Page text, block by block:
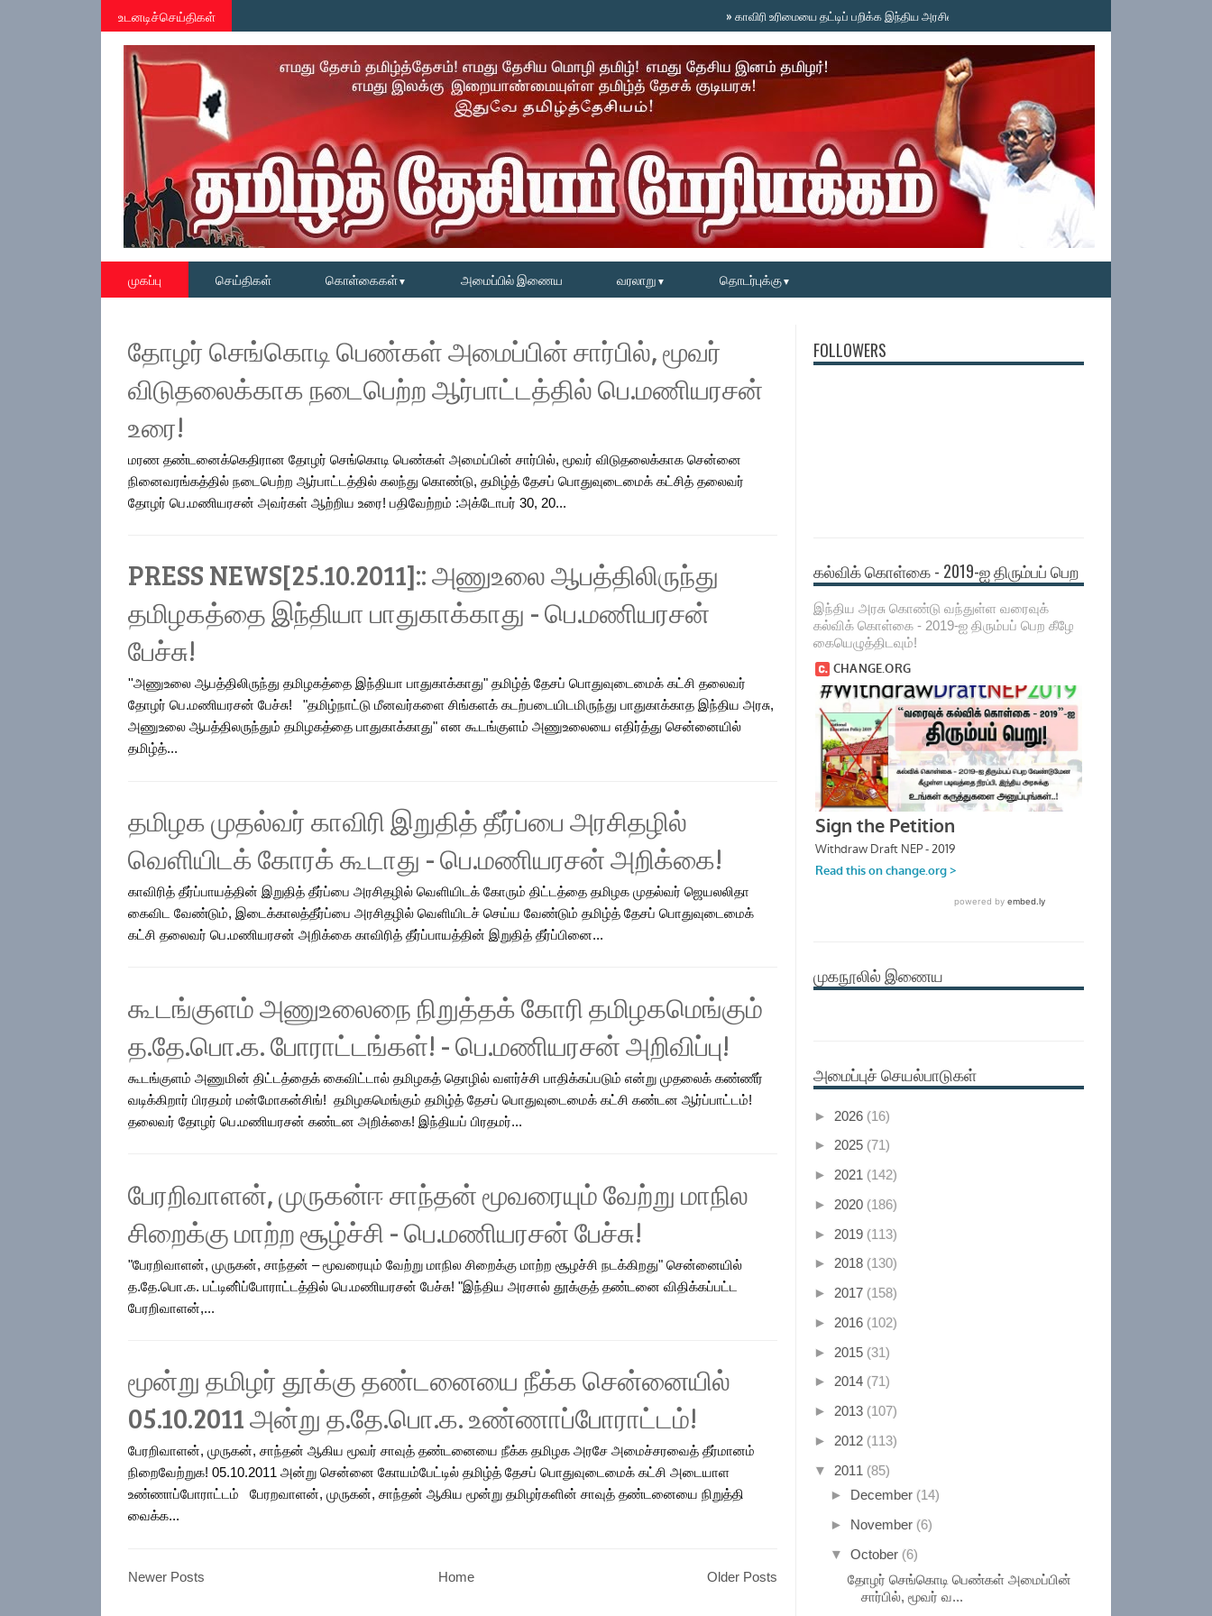
உடனடிச்செய்திகள் காவிரி உரிமையை தட்டிப் பறிக்க இந்திய அரசின் பச்சைக் கொடி! காவிரி உரிமை மீட்புக் குழு கண்டனம் - கி.
முகப்பு செய்திகள் கொள்கைகள்▼ அமைப்பில் இணைய வரலாறு ▼ தொடர்புக்கு▼
தோழர் செங்கொடி பெண்கள் அமைப்பின் சார்பில், மூவர்
விடுதலைக்காக நடைபெற்ற ஆர்பாட்டத்தில் பெ.மணியரசன்
உரை!
மரண தண்டனைக்கெதிரான தோழர் செங்கொடி பெண்கள் அமைப்பின் சார்பில், மூவர் விடுதலைக்காக சென்னை
நினைவரங்கத்தில் நடைபெற்ற ஆர்பாட்டத்தில் கலந்து கொண்டு, தமிழ்த் தேசப் பொதுவுடைமைக் கட்சித் தலைவர்
தோழர் பெ.மணியரசன் அவர்கள் ஆற்றிய உரை! பதிவேற்றம் :அக்டோபர் 30, 20...
PRESS NEWS[25.10.2011]:: அணுஉலை ஆபத்திலிருந்து
தமிழகத்தை இந்தியா பாதுகாக்காது - பெ.மணியரசன்
பேச்சு!
''அணுஉலை ஆபத்திலிருந்து தமிழகத்தை இந்தியா பாதுகாக்காது" தமிழ்த் தேசப் பொதுவுடைமைக் கட்சி தலைவர்
தோழர் பெ.மணியரசன் பேச்சு! "தமிழ்நாட்டு மீனவர்களை சிங்களக் கடற்படையிடமிருந்து பாதுகாக்காத இந்திய அரசு,
அணுஉலை ஆபத்திலருந்தும் தமிழகத்தை பாதுகாக்காது" என கூடங்குளம் அணுஉலையை எதிர்த்து சென்னையில்
தமிழ்த்...
தமிழக முதல்வர் காவிரி இறுதித் தீர்ப்பை அரசிதழில்
வெளியிடக் கோரக் கூடாது - பெ.மணியரசன் அறிக்கை!
காவிரித் தீர்ப்பாயத்தின் இறுதித் தீர்ப்பை அரசிதழில் வெளியிடக் கோரும் திட்டத்தை தமிழக முதல்வர் ஜெயலலிதா
கைவிட வேண்டும், இடைக்காலத்தீர்ப்பை அரசிதழில் வெளியிடச் செய்ய வேண்டும் தமிழ்த் தேசப் பொதுவுடைமைக்
கட்சி தலைவர் பெ.மணியரசன் அறிக்கை காவிரித் தீர்ப்பாயத்தின் இறுதித் தீர்ப்பினை...
கூடங்குளம் அணுஉலைநை நிறுத்தக் கோரி தமிழகமெங்கும்
த.தே.பொ.க. போராட்டங்கள்! - பெ.மணியரசன் அறிவிப்பு!
கூடங்குளம் அணுமின் திட்டத்தைக் கைவிட்டால் தமிழகத் தொழில் வளர்ச்சி பாதிக்கப்படும் என்று முதலைக் கண்ணீர்
வடிக்கிறார் பிரதமர் மன்மோகன்சிங்! தமிழகமெங்கும் தமிழ்த் தேசப் பொதுவுடைமைக் கட்சி கண்டன ஆர்ப்பாட்டம்!
தலைவர் தோழர் பெ.மணியரசன் கண்டன அறிக்கை! இந்தியப் பிரதமர்...
பேரறிவாளன், முருகன்ஈ சாந்தன் மூவரையும் வேற்று மாநில
சிறைக்கு மாற்ற சூழ்ச்சி - பெ.மணியரசன் பேச்சு!
"பேரறிவாளன், முருகன், சாந்தன் – மூவரையும் வேற்று மாநில சிறைக்கு மாற்ற சூழச்சி நடக்கிறது" சென்னையில்
த.தே.பொ.க. பட்டினி்ப்போராட்டத்தில் பெ.மணியரசன் பேச்சு! "இந்திய அரசால் தூக்குத் தண்டனை விதிக்கப்பட்ட
பேரறிவாளன்,...
மூன்று தமிழர் தூக்கு தண்டனையை நீக்க சென்னையில்
05.10.2011 அன்று த.தே.பொ.க. உண்ணாப்போராட்டம்!
பேரறிவாளன், முருகன், சாந்தன் ஆகிய மூவர் சாவுத் தண்டனையை நீக்க தமிழக அரசே அமைச்சரவைத் தீர்மானம்
நிறைவேற்றுக! 05.10.2011 அன்று சென்னை கோயம்பேட்டில் தமிழ்த் தேசப் பொதுவுடைமைக் கட்சி அடையாள
உண்ணாப்போராட்டம் பேரறவாளன், முருகன், சாந்தன் ஆகிய மூன்று தமிழர்களின் சாவுத் தண்டனையை நிறுத்தி
வைக்க...
Newer Posts Older Posts
Home
FOLLOWERS
கல்விக் கொள்கை - 2019-ஐ திரும்பப் பெற
இந்திய அரசு கொண்டு வந்துள்ள வரைவுக்
கல்விக் கொள்கை - 2019-ஐ திரும்பப் பெற கீழே
கையெழுத்திடவும்!
முகநூலில் இணைய
அமைப்புச் செயல்பாடுகள்
► 2026 (16)
► 2025 (71)
► 2021 (142)
► 2020 (186)
► 2019 (113)
► 2018 (130)
► 2017 (158)
► 2016 (102)
► 2015 (31)
► 2014 (71)
► 2013 (107)
► 2012 (113)
▼ 2011 (85)
► December (14)
► November (6)
▼ October (6)
தோழர் செங்கொடி பெண்கள் அமைப்பின்
சார்பில், மூவர் வ...